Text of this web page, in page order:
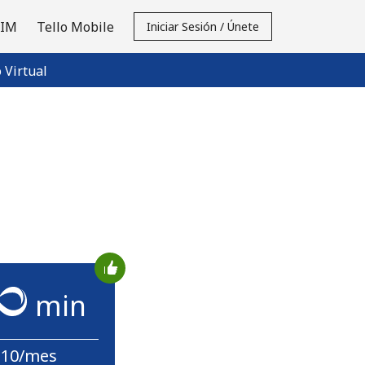
Virtual
Tello Mobile Iniciar Sesión / Únete
min
mes